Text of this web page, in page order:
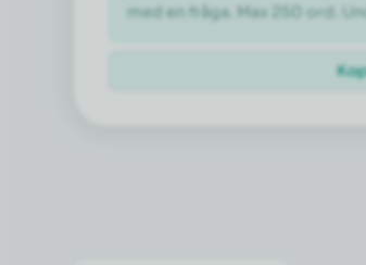
med en fråga. Max 250 ord.